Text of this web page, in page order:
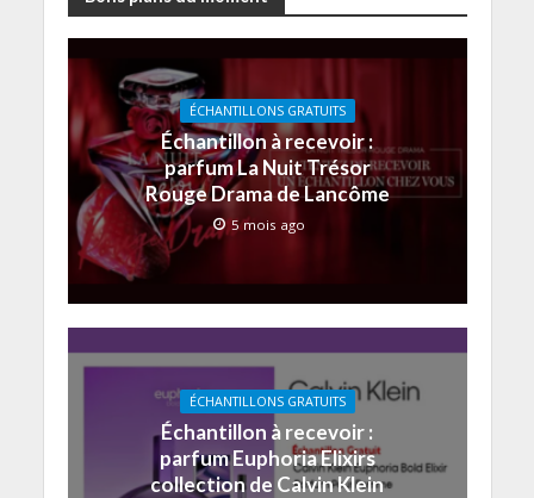
ÉCHANTILLONS GRATUITS
Échantillon à recevoir :
parfum La Nuit Trésor
Rouge Drama de Lancôme
5 mois ago
ÉCHANTILLONS GRATUITS
Échantillon à recevoir :
parfum Euphoria Elixirs
collection de Calvin Klein